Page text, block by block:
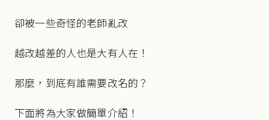
卻被一些奇怪的老師亂改
越改越差的人也是大有人在！
那麼，到底有誰需要改名的？
下面將為大家做簡單介紹！